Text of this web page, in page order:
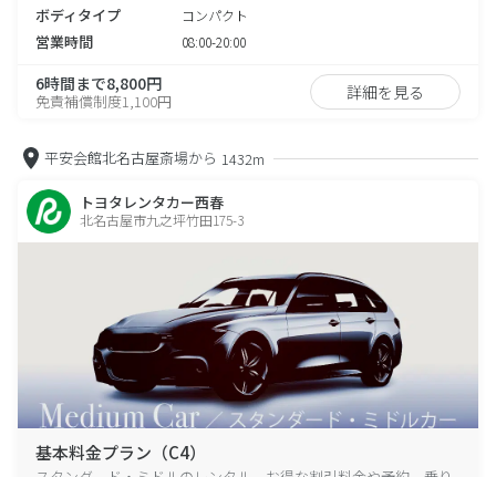
ボディタイプ コンパクト
営業時間 08:00-20:00
6時間まで8,800円
免責補償制度1,100円 詳細を見る
平安会館北名古屋斎場から 1432m
トヨタレンタカー西春
北名古屋市九之坪竹田175-3
基本料金プラン（C4）